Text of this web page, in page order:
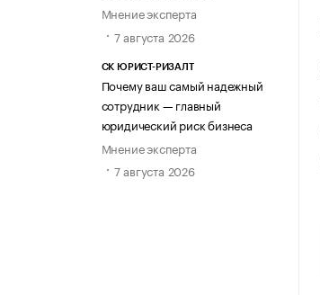
Мнение эксперта
7 августа 2026
СК ЮРИСТ-РИЗАЛТ
Почему ваш самый надежный
сотрудник — главный
юридический риск бизнеса
Мнение эксперта
7 августа 2026